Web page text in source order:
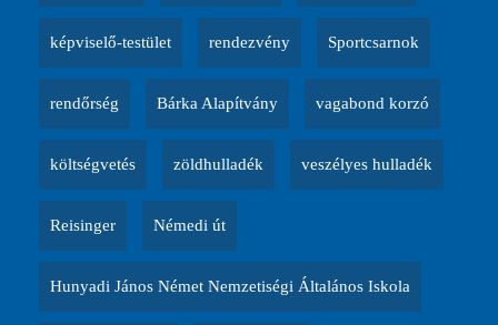
képviselő-testület rendezvény Sportcsarnok
rendőrség Bárka Alapítvány vagabond korzó
költségvetés zöldhulladék veszélyes hulladék
Reisinger Némedi út
Hunyadi János Német Nemzetiségi Általános Iskola